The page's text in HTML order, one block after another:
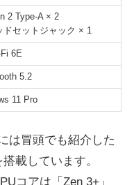
2 Type-A × 2
ドセットジャック × 1
6E
5.2
11 Pro
は冒頭でも紹介した
載しています。
コアは「Zen 3+」